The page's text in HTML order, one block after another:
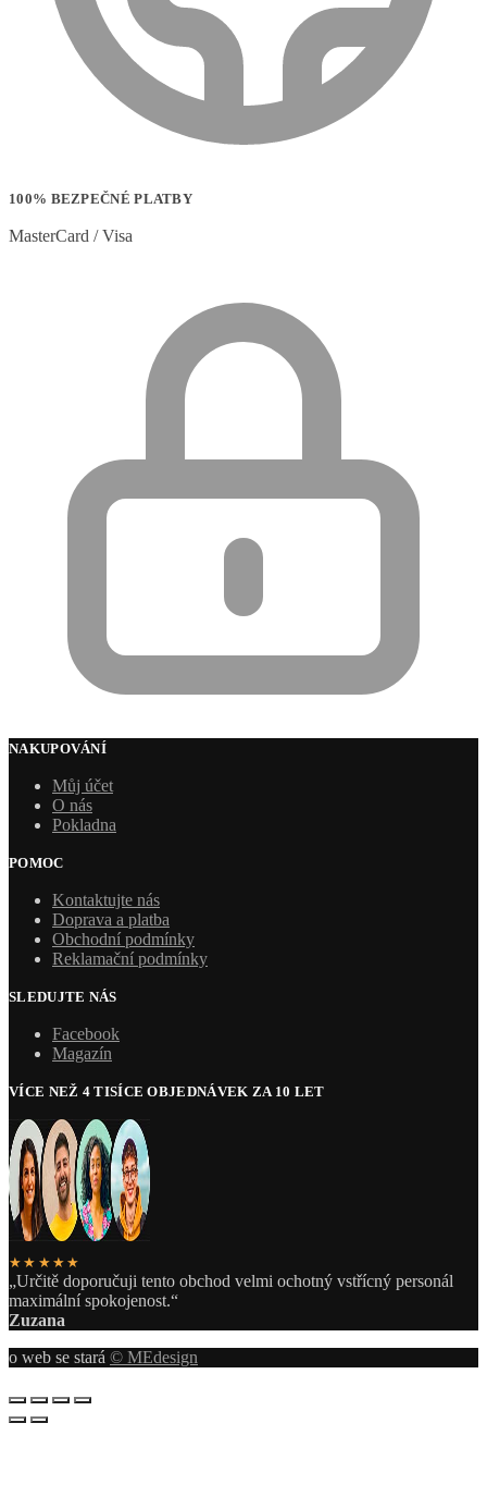
100% BEZPEČNÉ PLATBY
MasterCard / Visa
NAKUPOVÁNÍ
Můj účet
O nás
Pokladna
POMOC
Kontaktujte nás
Doprava a platba
Obchodní podmínky
Reklamační podmínky
SLEDUJTE NÁS
Facebook
Magazín
VÍCE NEŽ 4 TISÍCE OBJEDNÁVEK ZA 10 LET
★★★★★
„Určitě doporučuji tento obchod velmi ochotný vstřícný personál
maximální spokojenost.“
Zuzana
o web se stará © MEdesign